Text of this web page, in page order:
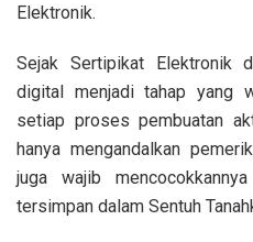
Elektronik.
Sejak Sertipikat Elektronik
digital menjadi tahap yang
setiap proses pembuatan
hanya mengandalkan
juga wajib
tersimpan dalam Sentuh